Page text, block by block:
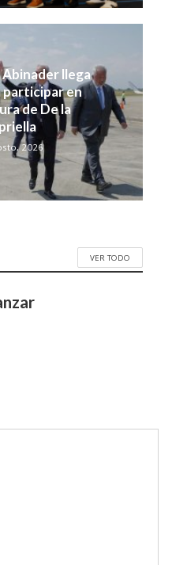
llega
participar en
de De la
2026
VER TODO